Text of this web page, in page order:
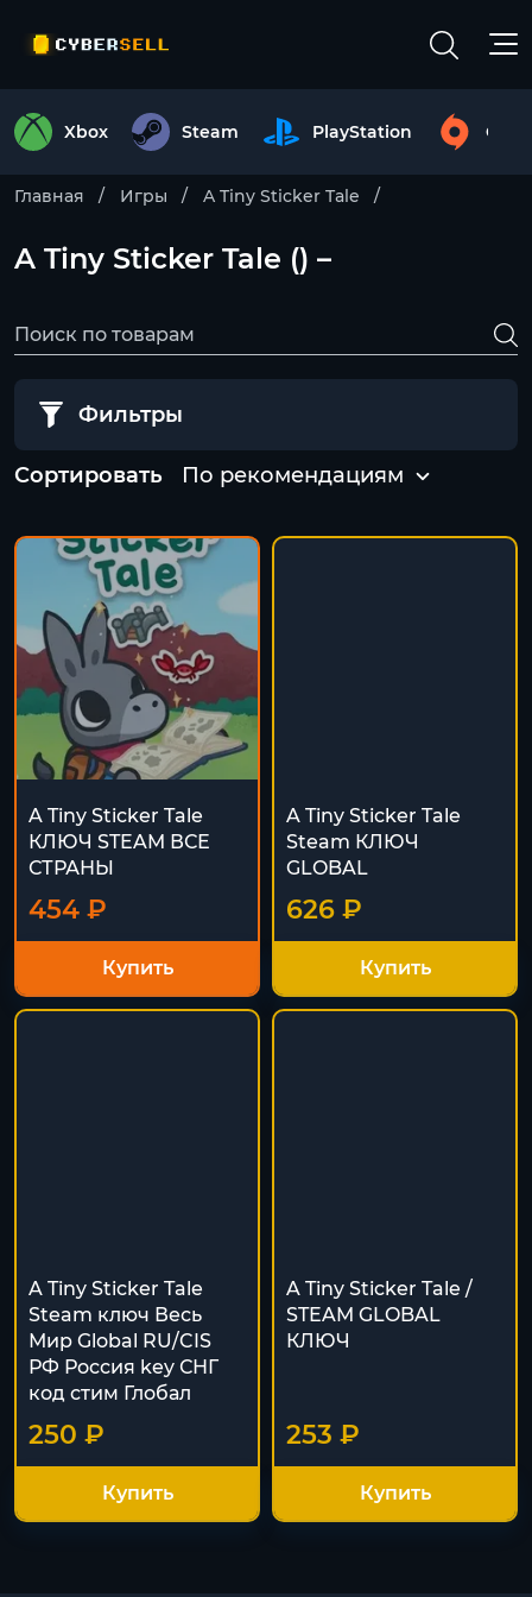
Xbox Steam PlayStation
Главная Игры A Tiny Sticker Tale
A Tiny Sticker Tale () –
Фильтры
Сортировать По рекомендациям
A Tiny Sticker Tale
КЛЮЧ STEAM ВСЕ
СТРАНЫ
454 ₽
Купить
A Tiny Sticker Tale
Steam КЛЮЧ
GLOBAL
626 ₽
Купить
A Tiny Sticker Tale
Steam ключ Весь
Мир Global RU/CIS
РФ Россия key СНГ
код стим Глобал
250 ₽
Купить
A Tiny Sticker Tale /
STEAM GLOBAL
КЛЮЧ
253 ₽
Купить